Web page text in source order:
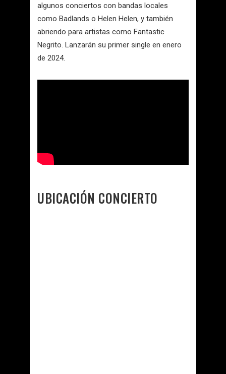
algunos conciertos con bandas locales
como Badlands o Helen Helen, y también
abriendo para artistas como Fantastic
Negrito. Lanzarán su primer single en enero
de 2024.
UBICACIÓN CONCIERTO